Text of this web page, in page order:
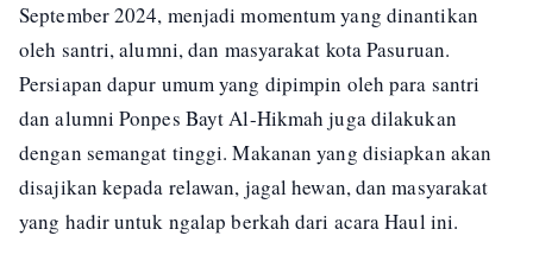
September 2024, menjadi momentum yang dinantikan
oleh santri, alumni, dan masyarakat kota Pasuruan.
Persiapan dapur umum yang dipimpin oleh para santri
dan alumni Ponpes Bayt Al-Hikmah juga dilakukan
dengan semangat tinggi. Makanan yang disiapkan akan
disajikan kepada relawan, jagal hewan, dan masyarakat
yang hadir untuk ngalap berkah dari acara Haul ini.